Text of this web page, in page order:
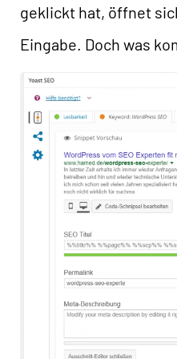
geklickt hat, öffnet
Eingabe. Doch was